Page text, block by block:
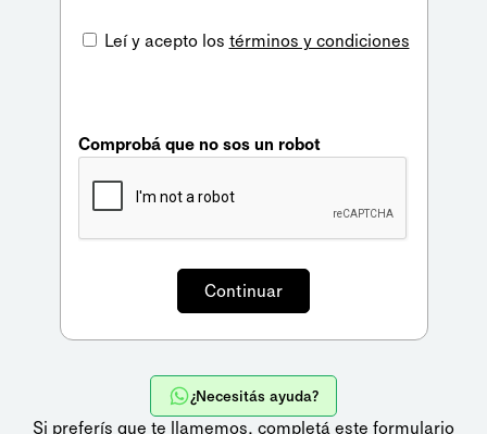
Leí y acepto los términos y condiciones
Comprobá que no sos un robot
¿Necesitás ayuda?
Si preferís que te llamemos, completá este formulario